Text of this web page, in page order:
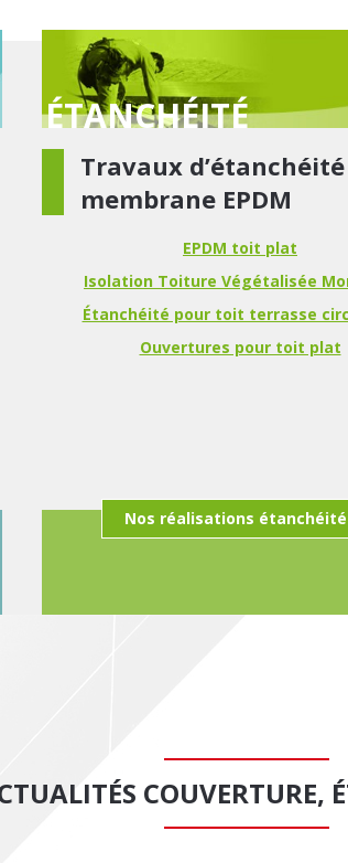
ÉTANCHÉITÉ
Travaux
membrane EPDM
EPDM toit plat
Isolation Toiture Végétalisée
Étanchéité pour toit terrasse
Ouvertures pour toit plat
Nos réalisations étanchéité
COUVERTURE,